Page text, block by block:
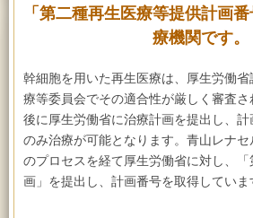
「第二種再生医療等提供計画
療機関です。
幹細胞を用いた再生医療は、 厚生労働
療等委員会でその適合性が厳しく審査さ
後に厚生労働省に治療計画を提出し、
のみ治療が可能となります。 青山レナセ
のプロセスを経て厚生労働省に対し、
画」を提出し、計画番号を取得していま